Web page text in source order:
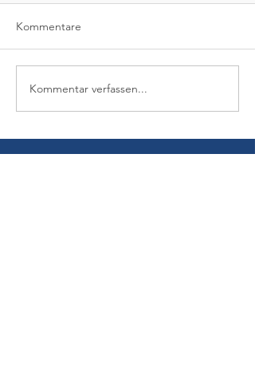
Kommentare
Kommentar verfassen...